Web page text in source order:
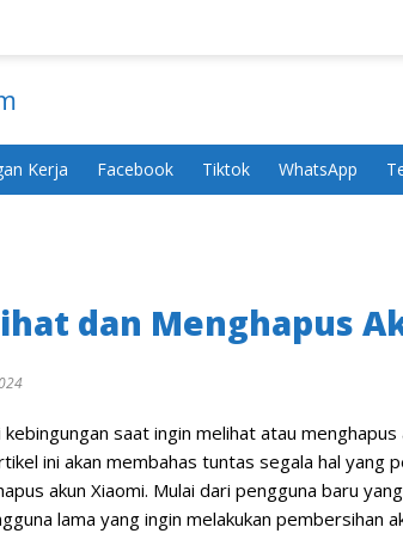
Kerja Facebook Tiktok WhatsApp
dan Menghapus
saat ingin melihat atau menghapus
ini akan membahas tuntas segala hal yang
akun Xiaomi. Mulai dari pengguna baru
lama yang ingin melakukan pembersihan